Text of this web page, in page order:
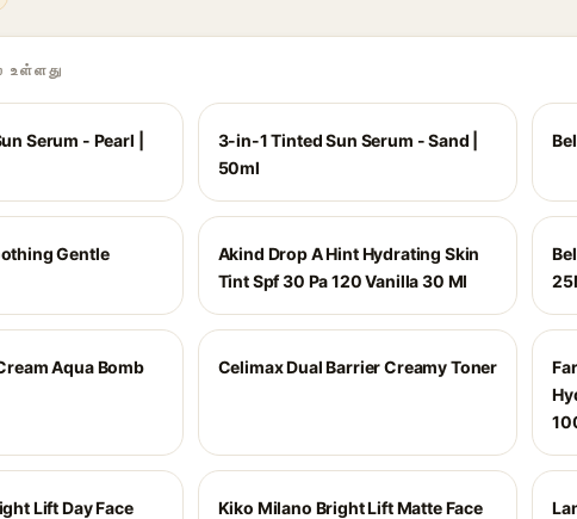
உள்ளது
Serum - Pearl |
3-in-1 Tinted Sun Serum - Sand |
50ml
Gentle
Akind Drop A Hint Hydrating Skin
Tint Spf 30 Pa 120 Vanilla 30 Ml
Aqua Bomb
Celimax Dual Barrier Creamy Toner
Lift Day Face Kiko Milano Bright Lift Matte Face